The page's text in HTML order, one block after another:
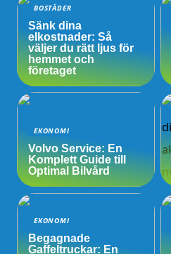
BOSTÄDER
Sänk dina
elkostnader: Så
väljer du rätt ljus för
hemmet och
företaget
EKONOMI
Volvo Service: En
Komplett Guide till
Optimal Bilvård
EKONOMI
Begagnade
Gaffeltruckar: En